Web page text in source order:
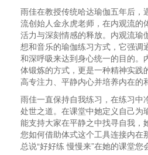
雨佳在教授传统哈达瑜伽五年后，
流创始人金永虎老师，在内观流的
活力与深刻情感的释放。内观流瑜
想和音乐的瑜伽练习方式，它强调
和深呼吸来达到身心统一的目的。
体锻炼的方式，更是一种精神实践
高专注力、平静内心并培养内在的
雨佳一直保持自我练习，在练习中
处世之道。在课堂中她定义自己为
能支持大家在平静之中找寻自我，
您如何借助体式这个工具连接内在
总说“好好练 慢慢来”在她的课堂您